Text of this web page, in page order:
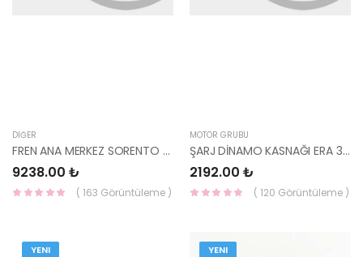
DIĞER
FREN ANA MERKEZ SORENTO 59120-3E150-YS
9238.00 ₺
( 163 Görüntüleme )
MOTOR GRUBU
ŞARJ DİNAMO KASNAĞI ERA 37322-2A500YS
2192.00 ₺
( 120 Görüntüleme )
YENI YENI